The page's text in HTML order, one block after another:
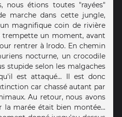
nous étions toutes "rayées"
marche dans cette jungle,
magnifique coin de rivière
trempette un moment, avant
rentrer à Irodo. En chemin
nocturne, un crocodile
stupide selon les malgaches
est attaqué... Il est donc
car chassé autant par
Au retour, nous avons
la marée était bien montée...